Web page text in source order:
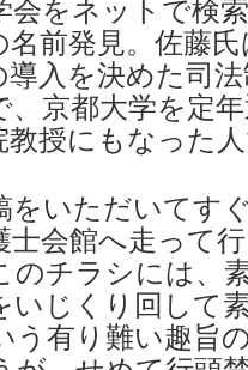
会をネットで検
名前発見。佐藤
入を決めた司
、京都大学を定
教授にもなった
をいただいてす
士会館へ走って
のチラシには、
いじくり回して
う有り難い趣旨